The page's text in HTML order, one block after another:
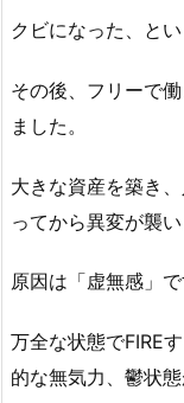
クビになった、とい
その後、フリーで
ました。
大きな資産を築き
ってから異変が襲い
原因は「虚無感」で
万全な状態でFIRE
的な無気力、鬱状態